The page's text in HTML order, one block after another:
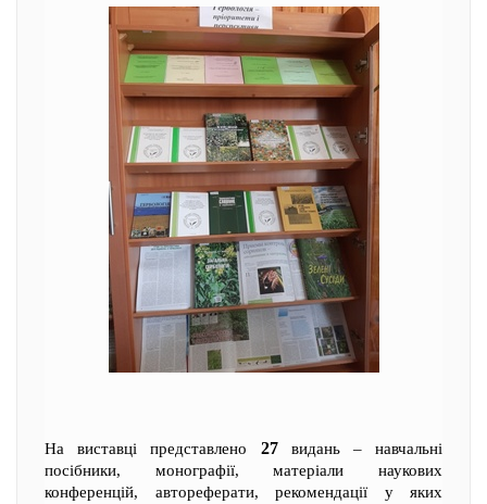
На виставці представлено 27видань – навчальні
посібники, монографії, матеріали наукових
конференцій, автореферати, рекомендації у яких